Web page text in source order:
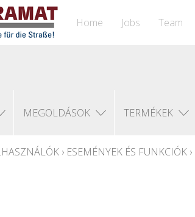
Home Jobs Team
MEGOLDÁSOK TERMÉKEK
› ESEMÉNYEK ÉS FUNKCIÓK ›